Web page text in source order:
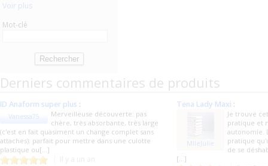
Voir plus
Mot-clé
Derniers commentaires de produits
ID Anaform super plus :
Vanessa75
Merveilleuse découverte: pas
chère, très absorbante, très large
(c'est en fait quasiment un change complet sans
attaches): parfait pour mettre dans une culotte
plastique ou[...]
Tena Lady Maxi :
MlleJulie
Je trouve
pratique et
autonomie.
pratique
de se
[...]